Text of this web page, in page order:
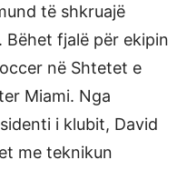
të shkruajë
fjalë për ekipin
në Shtetet e
Miami. Nga
i klubit, David
me teknikun